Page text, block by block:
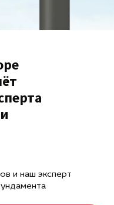
и наш эксперт